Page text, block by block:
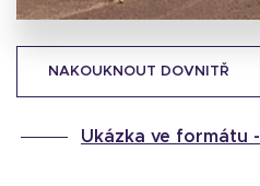
NAKOUKNOUT DOVNITŘ
Ukázka ve formátu -